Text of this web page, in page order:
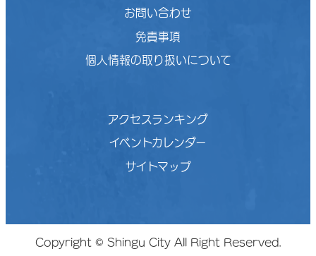
お問い合わせ
免責事項
個人情報の取り扱いについて
アクセスランキング
イベントカレンダー
サイトマップ
Copyright © Shingu City All Right Reserved.